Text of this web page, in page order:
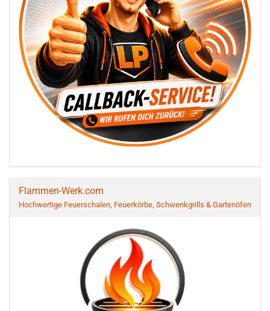
Flammen-Werk.com
Hochwertige Feuerschalen, Feuerkörbe, Schwenkgrills & Gartenöfen